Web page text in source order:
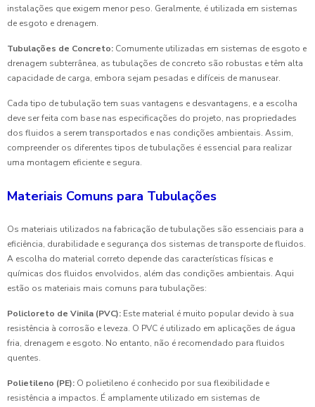
instalações que exigem menor peso. Geralmente, é utilizada em sistemas
de esgoto e drenagem.
Tubulações de Concreto: Comumente utilizadas em sistemas de esgoto e
drenagem subterrânea, as tubulações de concreto são robustas e têm alta
capacidade de carga, embora sejam pesadas e difíceis de manusear.
Cada tipo de tubulação tem suas vantagens e desvantagens, e a escolha
deve ser feita com base nas especificações do projeto, nas propriedades
dos fluidos a serem transportados e nas condições ambientais. Assim,
compreender os diferentes tipos de tubulações é essencial para realizar
uma montagem eficiente e segura.
Materiais Comuns para Tubulações
Os materiais utilizados na fabricação de tubulações são essenciais para a
eficiência, durabilidade e segurança dos sistemas de transporte de fluidos.
A escolha do material correto depende das características físicas e
químicas dos fluidos envolvidos, além das condições ambientais. Aqui
estão os materiais mais comuns para tubulações:
Policloreto de Vinila (PVC): Este material é muito popular devido à sua
resistência à corrosão e leveza. O PVC é utilizado em aplicações de água
fria, drenagem e esgoto. No entanto, não é recomendado para fluidos
quentes.
Polietileno (PE): O polietileno é conhecido por sua flexibilidade e
resistência a impactos. É amplamente utilizado em sistemas de